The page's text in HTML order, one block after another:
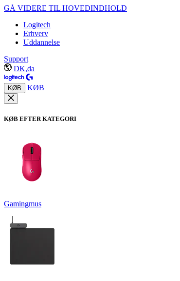
GÅ VIDERE TIL HOVEDINDHOLD
Logitech
Erhverv
Uddannelse
Support
DK,da
KØB KØB
KØB EFTER KATEGORI
Gamingmus